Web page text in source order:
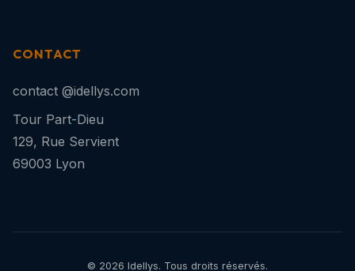
CONTACT
contact @idellys.com
Tour Part-Dieu
129, Rue Servient
69003 Lyon
© 2026 Idellys. Tous droits réservés.